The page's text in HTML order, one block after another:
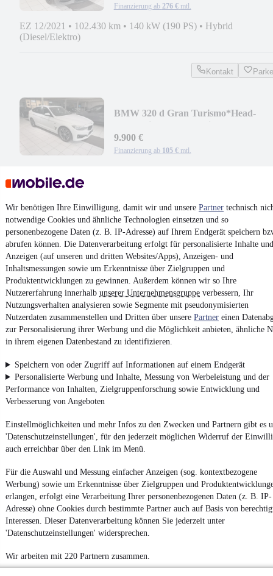
Wir benötigen Ihre Einwilligung, damit wir und unsere Partner technisch
notwendige Cookies und ähnliche Technologien einsetzen und so
personenbezogene Daten (z. B. IP-Adresse) auf Ihrem Endgerät speichern
abrufen können. Die Datenverarbeitung erfolgt für personalisierte Inhalte und
Anzeigen (auf unseren und dritten Websites/Apps), Anzeigen- und
Inhaltsmessungen sowie um Erkenntnisse über Zielgruppen und
Produktentwicklungen zu gewinnen. Außerdem können wir so Ihre
Nutzererfahrung innerhalb unserer Unternehmensgruppe verbessern, Ihr
Nutzungsverhalten analysieren sowie Segmente mit pseudonymisierten
Nutzerdaten zusammenstellen und Dritten über unsere Partner einen
zur Personalisierung ihrer Werbung und die Möglichkeit anbieten, ähnliche
in ihrem eigenen Datenbestand zu identifizieren.
Speichern von oder Zugriff auf Informationen auf einem Endgerät
Personalisierte Werbung und Inhalte, Messung von Werbeleistung und der
Performance von Inhalten, Zielgruppenforschung sowie Entwicklung und
Verbesserung von Angeboten
Einstellmöglichkeiten und mehr Infos zu den Zwecken und Partnern gibt es
'Datenschutzeinstellungen', für den jederzeit möglichen Widerruf der
auch erreichbar über den Link im Menü.
Für die Auswahl und Messung einfacher Anzeigen (sog. kontextbezogene
Werbung) sowie um Erkenntnisse über Zielgruppen und
erlangen, erfolgt eine Verarbeitung Ihrer personenbezogenen Daten (z. B. IP-
Adresse) ohne Cookies durch bestimmte Partner auch auf Basis von
Interessen. Dieser Datenverarbeitung können Sie jederzeit unter
'Datenschutzeinstellungen' widersprechen.
Wir arbeiten mit 220 Partnern zusammen.
Finanzierung ab 276 € mtl.
EZ 12/2021 • 102.430 km • 140 kW (190 PS) • Hybrid
(Diesel/Elektro)
Kontakt
BMW 320 d Gran Turismo*Head-
9.900 €
Finanzierung ab 105 € mtl.
Kontakt
MwSt. ausweisbar
4.6 Sterne
Nutze mobile.de schnell und einfach
App installieren
AGB
Vertrag widerrufen
Datenschutz
Datenschutzeinstellungen
Erklärung zur Barrierefreiheit
Powered by
EntdeckeKleinwagen,SUVund